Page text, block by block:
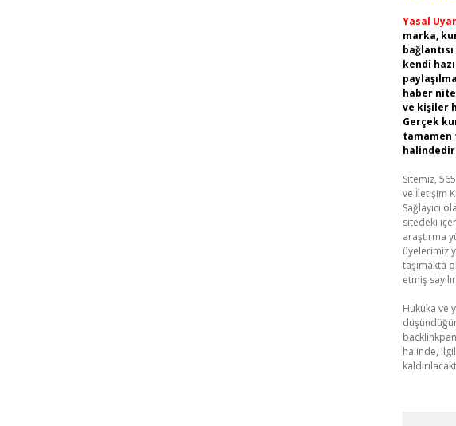
Yasal
marka,
kendi
haber
ve kişiler
Gerçek
Sitemiz,
ve İletişim
Sağlayıcı
sitedeki
araştırma
üyelerimiz
taşımakta
etmiş
Hukuka ve
halinde,